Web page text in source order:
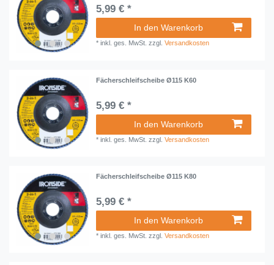
5,99 € *
In den Warenkorb
*inkl. ges. MwSt. zzgl.Versandkosten
Fächerschleifscheibe Ø115 K60
5,99 € *
In den Warenkorb
*inkl. ges. MwSt. zzgl.Versandkosten
Fächerschleifscheibe Ø115 K80
5,99 € *
In den Warenkorb
*inkl. ges. MwSt. zzgl.Versandkosten